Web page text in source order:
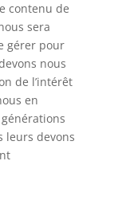
contenu de
sera
gérer pour
nous
de l’intérêt
en
leurs devons